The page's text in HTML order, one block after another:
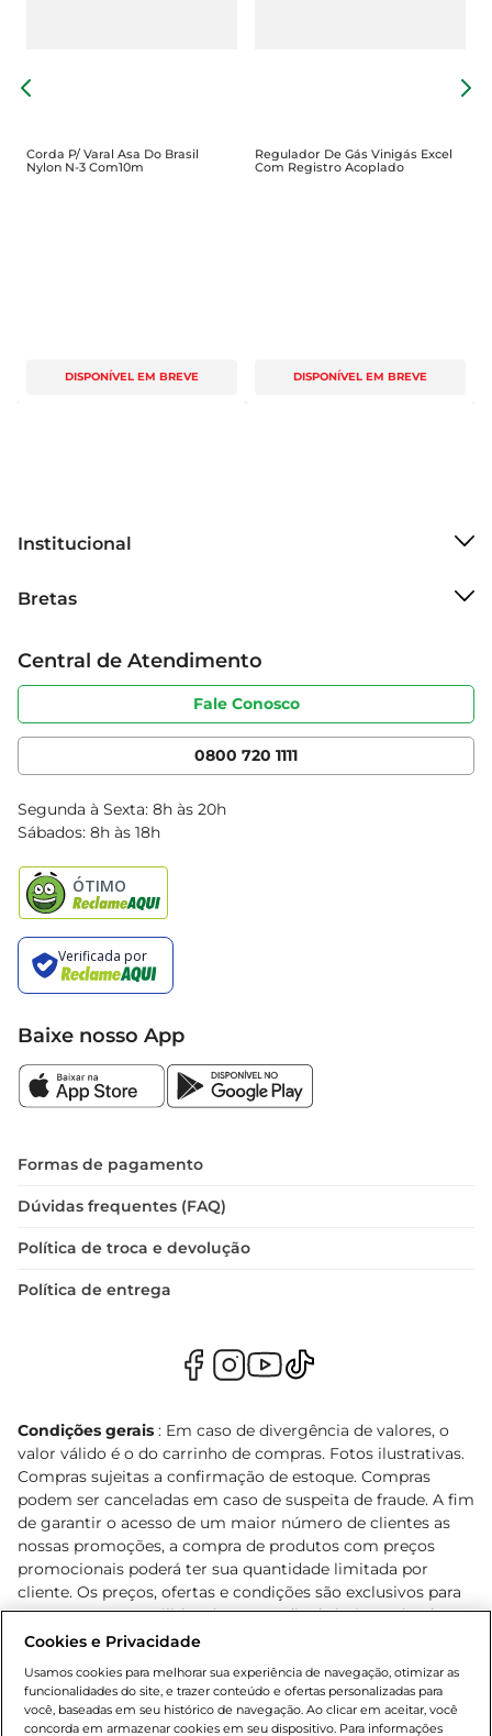
Corda P/ Varal Asa Do Brasil
Nylon N-3 Com10m
DISPONÍVEL EM BREVE
Regulador De Gás Vinigás Excel
Com Registro Acoplado
DISPONÍVEL EM BREVE
Institucional
Grupo Cencosud
Sobre privacidade
Portal do fornecedor
Cencosud Media
Bretas
Produtos Bretas
Código de ética
Serviços
Clube Bretas
Blog Bretas
Black Friday
Central de Atendimento
Fale Conosco
0800 720 1111
Segunda à Sexta: 8h às 20h
Sábados: 8h às 18h
Baixe nosso App
Formas de pagamento
Dúvidas frequentes (FAQ)
Política de troca e devolução
Política de entrega
Condições gerais : Em caso de divergência de valores, o
valor válido é o do carrinho de compras. Fotos ilustrativas.
Compras sujeitas a confirmação de estoque. Compras
podem ser canceladas em caso de suspeita de fraude. A fim
de garantir o acesso de um maior número de clientes as
nossas promoções, a compra de produtos com preços
promocionais poderá ter sua quantidade limitada por
cliente. Os preços, ofertas e condições são exclusivos para
o e-commerce e válidos durante o dia de hoje, podendo
sofrer alterações sem prévia notificação. Proibida a venda
Lei n.º 8069/90, art. 81, inciso II (Estatuto da Criança e do
Adolescente). Preços e condições exclusivos para o
www.bretas.com.br, podendo sofrer alterações sem aviso
Cookies e Privacidade
Usamos cookies para melhorar sua experiência de navegação, otimizar as
funcionalidades do site, e trazer conteúdo e ofertas personalizadas para
você, baseadas em seu histórico de navegação. Ao clicar em aceitar, você
concorda em armazenar cookies em seu dispositivo. Para informações